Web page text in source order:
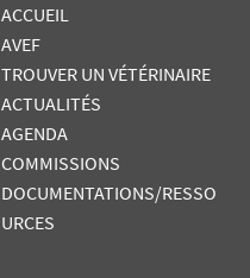
ACCUEIL
AVEF
TROUVER UN VÉTÉRINAIRE
ACTUALITÉS
AGENDA
COMMISSIONS
DOCUMENTATIONS/RESSO
URCES